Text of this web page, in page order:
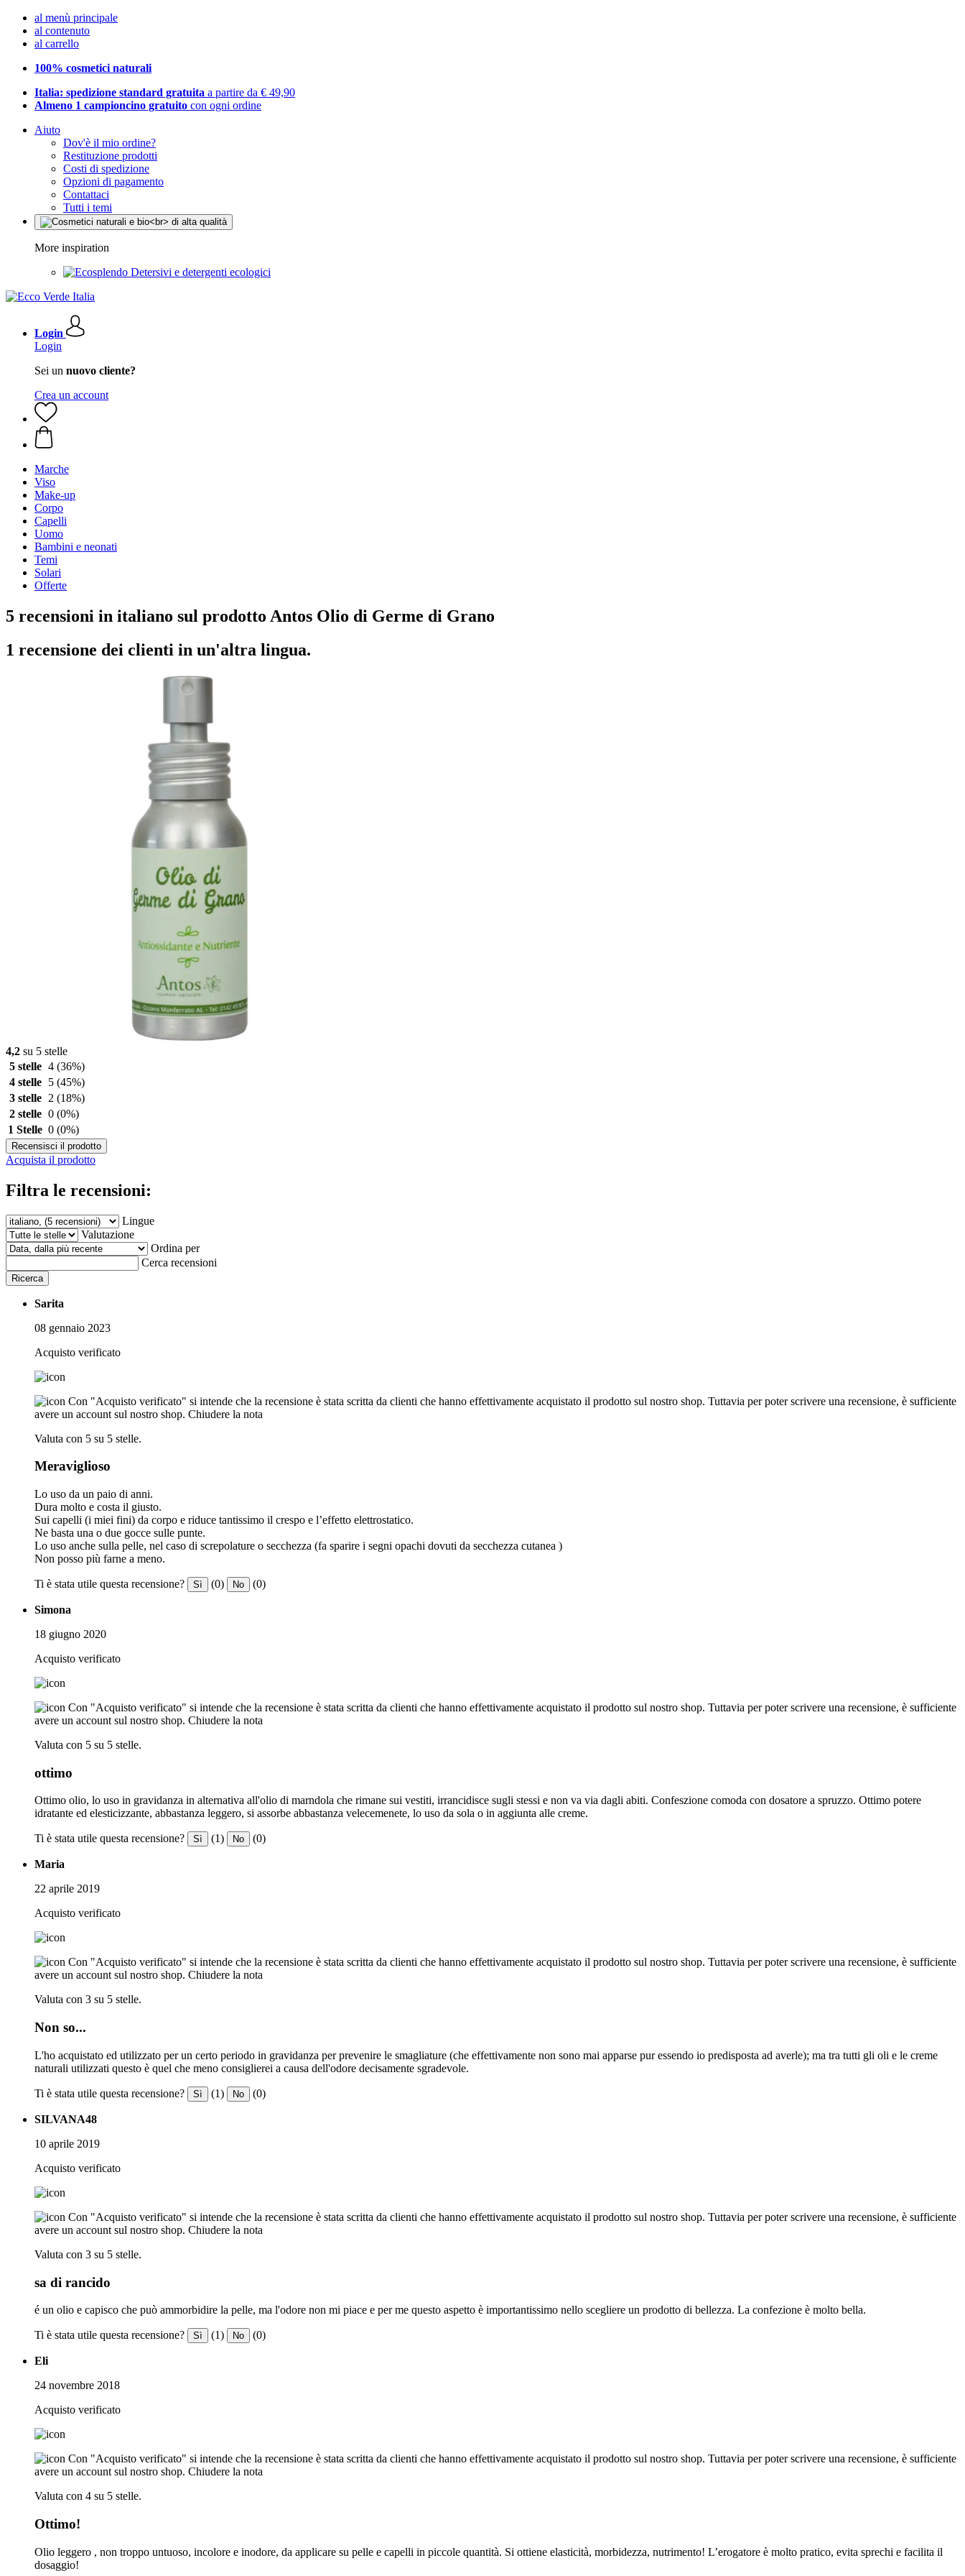
al menù principale
al contenuto
al carrello
100% cosmetici naturali
Italia: spedizione standard gratuita a partire da € 49,90
Almeno 1 campioncino gratuito con ogni ordine
Aiuto
Dov'è il mio ordine?
Restituzione prodotti
Costi di spedizione
Opzioni di pagamento
Contattaci
Tutti i temi
More inspiration
Detersivi e detergenti ecologici
Login
Login
Sei un nuovo cliente?
Crea un account
Marche
Viso
Make-up
Corpo
Capelli
Uomo
Bambini e neonati
Temi
Solari
Offerte
5 recensioni in italiano sul prodotto Antos Olio di Germe di Grano
1 recensione dei clienti in un'altra lingua.
4,2 su 5 stelle
5 stelle 4 (36%)
4 stelle
5 (45%)
3 stelle
2 (18%)
2 stelle 0 (0%)
1 Stelle 0 (0%)
Recensisci il prodotto
Acquista il prodotto
Filtra le recensioni:
Lingue
Valutazione
Ordina per
Cerca recensioni
Ricerca
Sarita
08 gennaio 2023
Acquisto verificato
Con "Acquisto verificato" si intende che la recensione è stata scritta da clienti che hanno effettivamente acquistato il prodotto sul nostro shop. Tuttavia per poter scrivere una recensione, è sufficiente
avere un account sul nostro shop. Chiudere la nota
Valuta con 5 su 5 stelle.
Meraviglioso
Lo uso da un paio di anni.
Dura molto e costa il giusto.
Sui capelli (i miei fini) da corpo e riduce tantissimo il crespo e l’effetto elettrostatico.
Ne basta una o due gocce sulle punte.
Lo uso anche sulla pelle, nel caso di screpolature o secchezza (fa sparire i segni opachi dovuti da secchezza cutanea )
Non posso più farne a meno.
Ti è stata utile questa recensione? Sì (0) No (0)
Simona
18 giugno 2020
Acquisto verificato
Con "Acquisto verificato" si intende che la recensione è stata scritta da clienti che hanno effettivamente acquistato il prodotto sul nostro shop. Tuttavia per poter scrivere una recensione, è sufficiente
avere un account sul nostro shop. Chiudere la nota
Valuta con 5 su 5 stelle.
ottimo
Ottimo olio, lo uso in gravidanza in alternativa all'olio di marndola che rimane sui vestiti, irrancidisce sugli stessi e non va via dagli abiti. Confeszione comoda con dosatore a spruzzo. Ottimo potere
idratante ed elesticizzante, abbastanza leggero, si assorbe abbastanza velecemenete, lo uso da sola o in aggiunta alle creme.
Ti è stata utile questa recensione? Sì (1) No (0)
Maria
22 aprile 2019
Acquisto verificato
Con "Acquisto verificato" si intende che la recensione è stata scritta da clienti che hanno effettivamente acquistato il prodotto sul nostro shop. Tuttavia per poter scrivere una recensione, è sufficiente
avere un account sul nostro shop. Chiudere la nota
Valuta con 3 su 5 stelle.
Non so...
L'ho acquistato ed utilizzato per un certo periodo in gravidanza per prevenire le smagliature (che effettivamente non sono mai apparse pur essendo io predisposta ad averle); ma tra tutti gli oli e le creme
naturali utilizzati questo è quel che meno consiglierei a causa dell'odore decisamente sgradevole.
Ti è stata utile questa recensione? Sì (1) No (0)
SILVANA48
10 aprile 2019
Acquisto verificato
Con "Acquisto verificato" si intende che la recensione è stata scritta da clienti che hanno effettivamente acquistato il prodotto sul nostro shop. Tuttavia per poter scrivere una recensione, è sufficiente
avere un account sul nostro shop. Chiudere la nota
Valuta con 3 su 5 stelle.
sa di rancido
é un olio e capisco che può ammorbidire la pelle, ma l'odore non mi piace e per me questo aspetto è importantissimo nello scegliere un prodotto di bellezza. La confezione è molto bella.
Ti è stata utile questa recensione? Sì (1) No (0)
Eli
24 novembre 2018
Acquisto verificato
Con "Acquisto verificato" si intende che la recensione è stata scritta da clienti che hanno effettivamente acquistato il prodotto sul nostro shop. Tuttavia per poter scrivere una recensione, è sufficiente
avere un account sul nostro shop. Chiudere la nota
Valuta con 4 su 5 stelle.
Ottimo!
Olio leggero , non troppo untuoso, incolore e inodore, da applicare su pelle e capelli in piccole quantità. Si ottiene elasticità, morbidezza, nutrimento! L’erogatore è molto pratico, evita sprechi e facilita il
dosaggio!